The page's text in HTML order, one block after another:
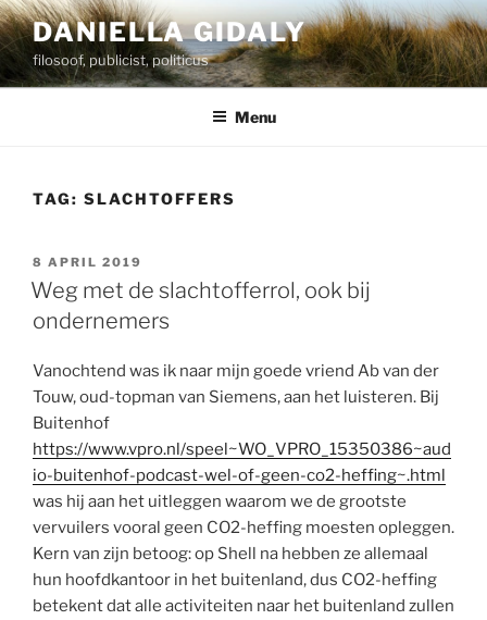
Ga
naar
de
inhoud
DANIELLA GIDALY
filosoof, publicist, politicus
Menu
TAG: SLACHTOFFERS
GEPLAATST
OP
8 APRIL 2019
Weg met de slachtofferrol, ook bij
ondernemers
Vanochtend was ik naar mijn goede vriend Ab van der
Touw, oud-topman van Siemens, aan het luisteren. Bij
Buitenhof
https://www.vpro.nl/speel~WO_VPRO_15350386~aud
io-buitenhof-podcast-wel-of-geen-co2-heffing~.html
was hij aan het uitleggen waarom we de grootste
vervuilers vooral geen CO2-heffing moesten opleggen.
Kern van zijn betoog: op Shell na hebben ze allemaal
hun hoofdkantoor in het buitenland, dus CO2-heffing
betekent dat alle activiteiten naar het buitenland zullen